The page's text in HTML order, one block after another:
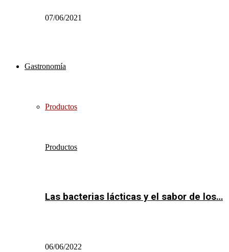
07/06/2021
Gastronomía
Productos
Productos
Las bacterias lácticas y el sabor de los…
06/06/2022